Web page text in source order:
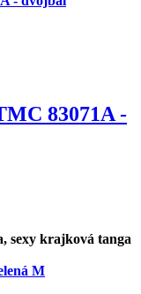
83071A -
sexy krajková tanga